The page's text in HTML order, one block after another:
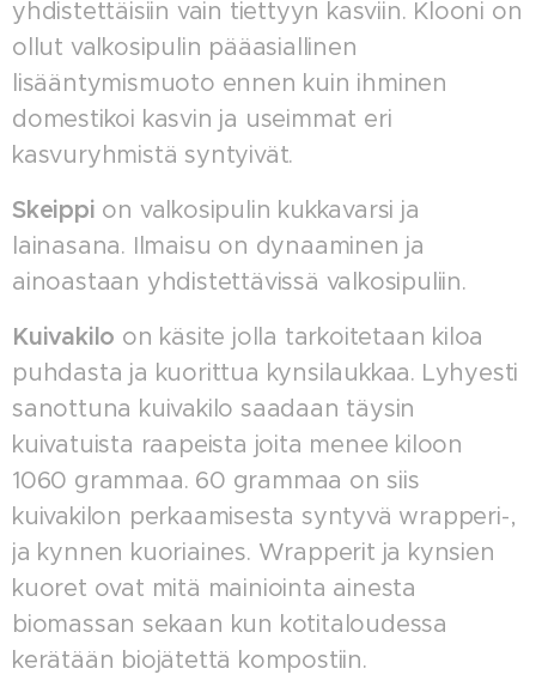
yhdistettäisiin vain tiettyyn kasviin. Klooni on
ollut valkosipulin pääasiallinen
lisääntymismuoto ennen kuin ihminen
domestikoi kasvin ja useimmat eri
kasvuryhmistä syntyivät.
Skeippi on valkosipulin kukkavarsi ja
lainasana. Ilmaisu on dynaaminen ja
ainoastaan yhdistettävissä valkosipuliin.
Kuivakilo on käsite jolla tarkoitetaan kiloa
puhdasta ja kuorittua kynsilaukkaa. Lyhyesti
sanottuna kuivakilo saadaan täysin
kuivatuista raapeista joita menee kiloon
1060 grammaa. 60 grammaa on siis
kuivakilon perkaamisesta syntyvä wrapperi-,
ja kynnen kuoriaines. Wrapperit ja kynsien
kuoret ovat mitä mainiointa ainesta
biomassan sekaan kun kotitaloudessa
kerätään biojätettä kompostiin.